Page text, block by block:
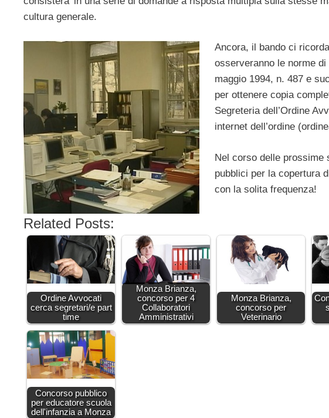
cultura generale.
Ancora, il bando ci
osserveranno le norme
maggio 1994, n. 487 e
per ottenere copia
Segreteria dell’Ordine
internet dell’ordine
Nel corso delle prossime
pubblici per la copertura
con la solita frequenza!
Related Posts:
Ordine Avvocati
cerca segretari/e part
time
Monza Brianza,
concorso per 4
Collaboratori
Amministrativi
Monza Brianza,
concorso per
Veterinario
Concorso pubblico
per educatore scuola
dell'infanzia a Monza